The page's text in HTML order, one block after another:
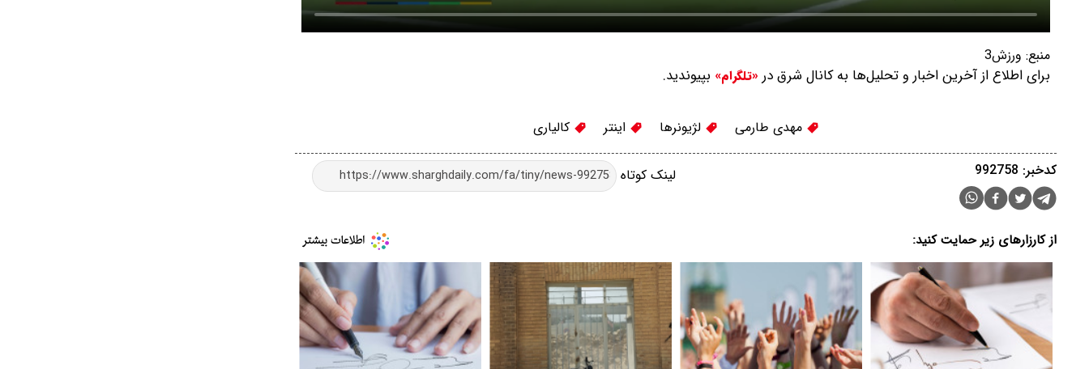
منبع: ورزش3
برای اطلاع از آخرین اخبار و تحلیل‌ها به کانال شرق در «تلگرام» بپیوندید.
مهدی طارمی لژیونرها اینتر کالیاری
لینک کوتاه کدخبر: 992758
از کارزارهای زیر حمایت کنید: